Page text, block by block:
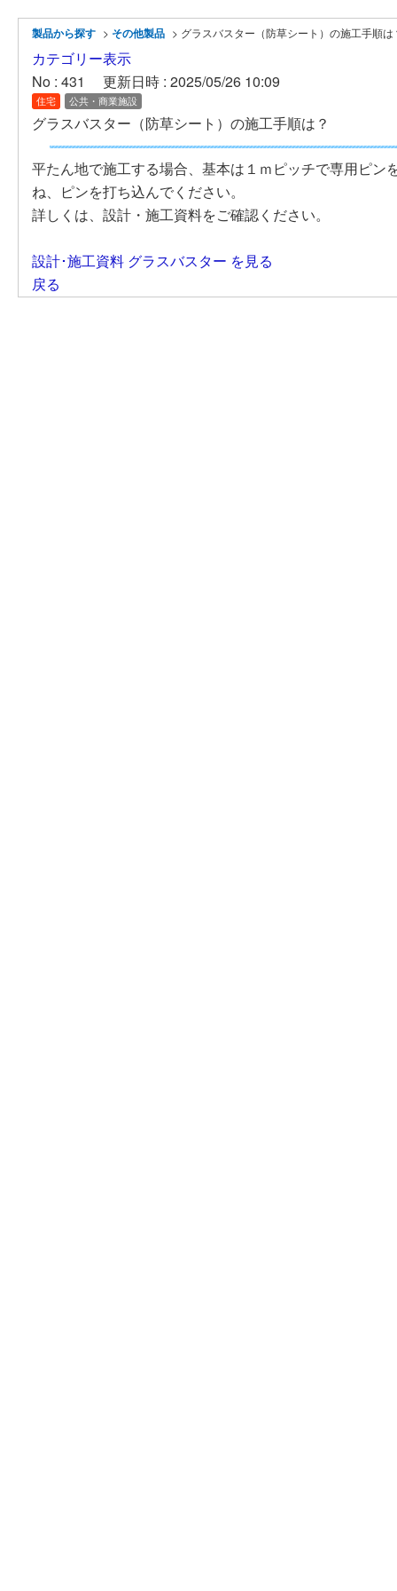
製品から探す > その他製品 > グラスバスター（防草シート）の施工手順は
カテゴリー表示
No : 431
更新日時 : 2025/05/26 10:09
住宅 公共・商業施設
グラスバスター（防草シート）の施工手順は？
平たん地で施工する場合、基本は１ｍピッチで専用ピ
ね、ピンを打ち込んでください。
詳しくは、設計・施工資料をご確認ください。
設計･施工資料 グラスバスター を見る
戻る